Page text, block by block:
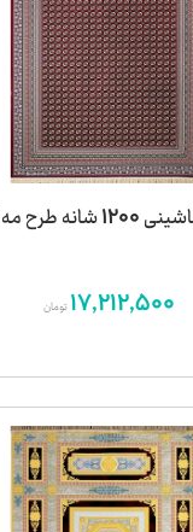
طرح مه گل
17,212,500 تومان